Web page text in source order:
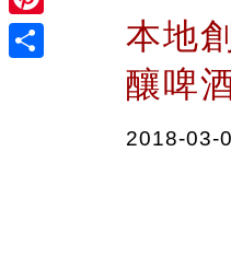
Pinterest
本地
釀啤
2018-03-